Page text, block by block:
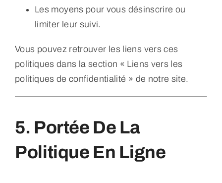
Les moyens pour vous désinscrire ou
limiter leur suivi.
Vous pouvez retrouver les liens vers ces
politiques dans la section « Liens vers les
politiques de confidentialité » de notre site.
5. Portée De La
Politique En Ligne